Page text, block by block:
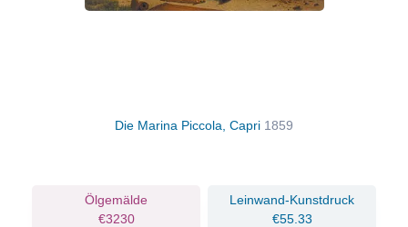
Die Marina Piccola, Capri 1859
Ölgemälde
€3230
Leinwand-Kunstdruck
€55.33